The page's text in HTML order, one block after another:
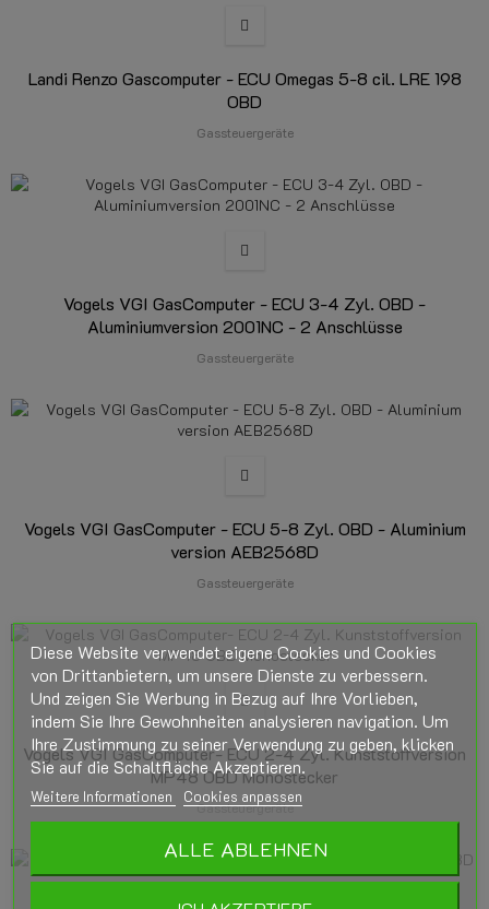
Landi Renzo Gascomputer - ECU Omegas 5-8 cil. LRE 198
OBD
Gassteuergeräte
Vogels VGI GasComputer - ECU 3-4 Zyl. OBD -
Aluminiumversion 2001NC - 2 Anschlüsse
Gassteuergeräte
Vogels VGI GasComputer - ECU 5-8 Zyl. OBD - Aluminium
version AEB2568D
Gassteuergeräte
Vogels VGI GasComputer- ECU 2-4 Zyl. Kunststoffversion
MP48 OBD Monostecker
Gassteuergeräte
Diese Website verwendet eigene Cookies und Cookies
von Drittanbietern, um unsere Dienste zu verbessern.
Und zeigen Sie Werbung in Bezug auf Ihre Vorlieben,
indem Sie Ihre Gewohnheiten analysieren navigation. Um
Ihre Zustimmung zu seiner Verwendung zu geben, klicken
Sie auf die Schaltfläche Akzeptieren.
Weitere Informationen Cookies anpassen
ALLE ABLEHNEN